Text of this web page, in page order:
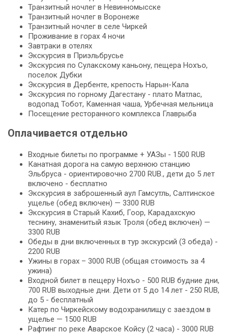
Транзитный ночлег в Невинномысске
Транзитный ночлег в Воронеже
Транзитный ночлег в селе Чиркей
Проживание в горах 4 ночи
Завтраки в отелях
Экскурсия в Приэльбрусье
Экскурсия по Сулакскому каньону, пещера Нохъо,
поселок Дубки
Экскурсия в Дербенте, крепость Нарын-Кала
Экскурсия по горному Дагестану - плато Матлас,
водопад Тобот, Каменная чаша, Урбечная мельница
Посещение ресторанного комплекса Главрыба
Оплачивается отдельно
Входные билеты по программе + УАЗы - 1500 RUB
Канатная дорога на самую верхнюю станцию
Эльбруса - ориентировочно 2700 RUB., дети до 5 лет
включено - бесплатно
Экскурсия в заброшенный аул Гамсутль, Салтинское
ущелье (обед включен) — 3300 RUB
Экскурсия в Старый Кахиб, Гоор, Карадахскую
теснину, знаменитый язык Троля (обед включен) —
3300 RUB
Обеды в дни включенных в тур экскурсий (3 обеда) -
2200 RUB
Ужины в горах – 3000 RUB (общая стоимость за 4
ужина)
Входной билет в пещеру Нохъо - 500 RUB будние дни,
700 RUB выходные дни. Дети от 5 до 14 лет - 250 RUB,
до 5 - бесплатный
Катер по Чиркейскому водохранилищу с заездом в
ущелье — 1500 RUB
Рафтинг по реке Аварское Койсу (2 часа) - 3000 RUB